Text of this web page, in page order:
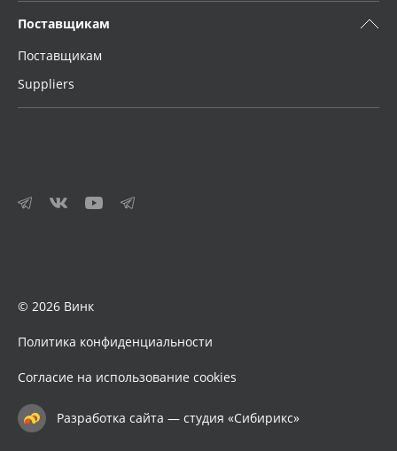
Поставщикам
Поставщикам
Suppliers
© 2026 Винк
Политика конфиденциальности
Согласие на использование cookies
Разработка сайта — студия «Сибирикс»